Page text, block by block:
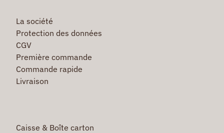
La société
Protection des données
CGV
Première commande
Commande rapide
Livraison
Caisse & Boîte carton